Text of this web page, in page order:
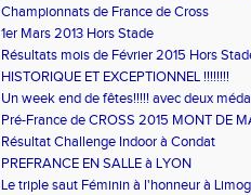
Championnats de France de Cross
1er Mars 2013 Hors Stade
Résultats mois de Février 2015 Hors
HISTORIQUE ET EXCEPTIONNEL !!!!!!!!
Un week end de fêtes!!!!! avec deux
de France Cadets et Juniors
Pré-France de CROSS 2015 MONT DE
Résultat Challenge Indoor à Condat
PREFRANCE EN SALLE à LYON
Le triple saut Féminin à l'honneur à